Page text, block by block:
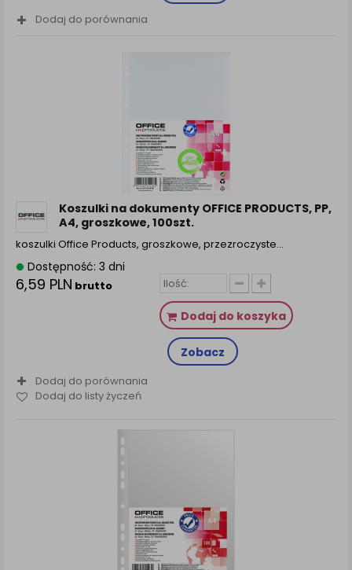
Dodaj do porównania
Koszulki na dokumenty OFFICE PRODUCTS, PP,
A4, groszkowe, 100szt.
koszulki Office Products, groszkowe, przezroczyste...
Dostępność: 3 dni
6,59 PLN brutto
Dodaj do koszyka
Zobacz
Dodaj do porównania
Dodaj do listy życzeń